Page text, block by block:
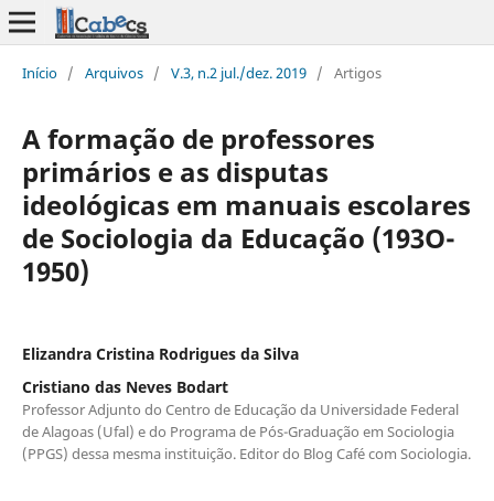
Início / Arquivos / V.3, n.2 jul./dez. 2019 / Artigos
A formação de professores
primários e as disputas
ideológicas em manuais escolares
de Sociologia da Educação (193O-
1950)
Elizandra Cristina Rodrigues da Silva
Cristiano das Neves Bodart
Professor Adjunto do Centro de Educação da Universidade Federal
de Alagoas (Ufal) e do Programa de Pós-Graduação em Sociologia
(PPGS) dessa mesma instituição. Editor do Blog Café com Sociologia.